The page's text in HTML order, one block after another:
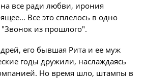
все ради любви, ирония
Все это сплелось в одно
"Звонок из прошлого".
его бывшая Рита и ее муж
годы дружили, наслаждаясь
Но время шло, штампы в